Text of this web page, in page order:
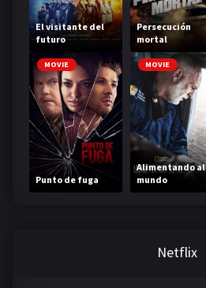
El visitante del
futuro
Persecución
mortal
MOVIE
Punto de fuga
MOVIE
Alimentando al
mundo
Netflix